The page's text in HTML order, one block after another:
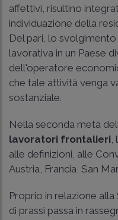
affettivi, risultino
individuazione della
Del pari, lo
lavorativa in un Paese
dell'operatore
che tale attività venga
sostanziale.
Nella seconda metà
lavoratori frontalieri
alle definizioni, alle
Austria, Francia, San
Proprio in relazione
di prassi passa in